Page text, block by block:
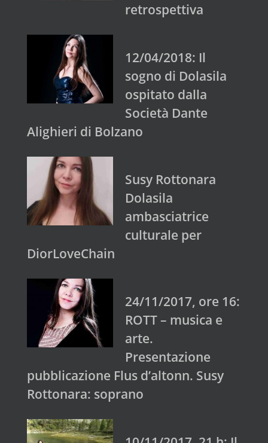
retrospettiva
12/04/2018: Il
sogno di Dolasila
ospitato dalla
Società Dante
Alighieri di Bolzano
Susy Rottonara
Dolasila
ambasciatrice
culturale per
DiorLoveChain
24/11/2017, ore 16:
ROTT – musica e
arte.
Presentazione
pubblicazione Flus d’altonn. Susy
Rottonara: soprano